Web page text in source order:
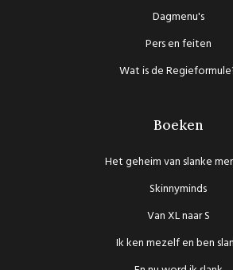
Dagmenu's
Pers en feiten
Wat is de
Boeken
Het geheim van slanke
Skinnyminds
Van XL naar S
Ik ken mezelf en ben